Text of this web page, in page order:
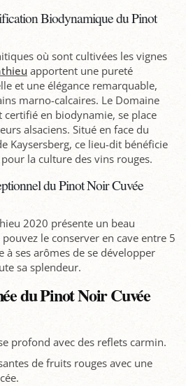
Biodynamique du Pinot
où sont cultivées les vignes
apportent une pureté
et une élégance remarquable,
marno-calcaires. Le Domaine
en biodynamie, se place
alsaciens. Situé en face du
Kaysersberg, ce lieu-dit bénéficie
la culture des vins rouges.
du Pinot Noir Cuvée
2020 présente un beau
le conserver en cave entre 5
ses arômes de se développer
sa splendeur.
du Pinot Noir Cuvée
profond avec des reflets carmin.
de fruits rouges avec une